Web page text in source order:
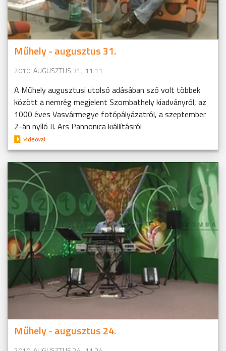
Műhely - augusztus 31.
2010. AUGUSZTUS 31., 11:11
A Műhely augusztusi utolsó adásában szó volt többek
között a nemrég megjelent Szombathely kiadványról, az
1000 éves Vasvármegye fotópályázatról, a szeptember
2-án nyíló II. Ars Pannonica kiállításról
Műhely - augusztus 24.